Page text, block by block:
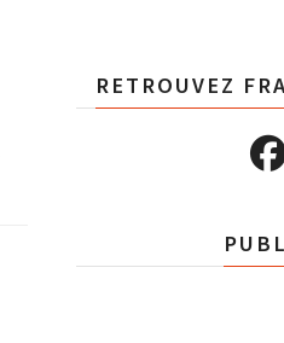
RETROUVEZ